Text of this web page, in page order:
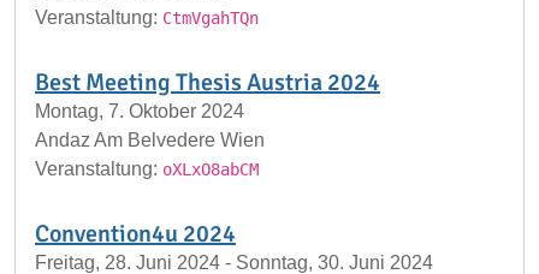
Veranstaltung: CtmVgahTQn
Best Meeting Thesis Austria 2024
Montag, 7. Oktober 2024
Andaz Am Belvedere Wien
Veranstaltung: oXLxO8abCM
Convention4u 2024
Freitag, 28. Juni 2024 - Sonntag, 30. Juni 2024